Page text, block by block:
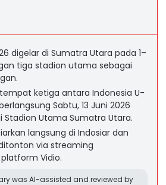
digelar di Sumatra Utara pada 1–
tiga stadion utama sebagai
ketiga antara Indonesia U-
Sabtu, 13 Juni 2026
Stadion Utama Sumatra Utara.
langsung di Indosiar dan
via streaming
Vidio.
was AI-assisted and reviewed by